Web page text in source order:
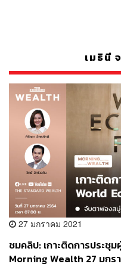
เมธินี
27 มกราคม 2021
ชมคลิป: เกาะติดการประชุม
Morning Wealth 27 มกร